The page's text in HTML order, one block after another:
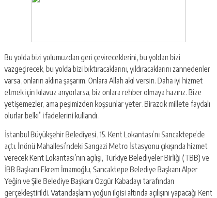
Bu yolda bizi yolumuzdan geri çevireceklerini, bu yoldan bizi
vazgeçirecek, bu yolda bizi bıktıracaklarını, yıldıracaklarını zannedenler
varsa, onların aklına şaşarım. Onlara Allah akıl versin. Daha iyi hizmet
etmek için kılavuz arıyorlarsa, biz onlara rehber olmaya hazırız. Bize
yetişemezler, ama peşimizden koşsunlar yeter. Birazcık millete faydalı
olurlar belki” ifadelerini kullandı.
İstanbul Büyükşehir Belediyesi, 15. Kent Lokantası’nı Sancaktepe’de
açtı. İnönü Mahallesi’ndeki Sarıgazi Metro İstasyonu çıkışında hizmet
verecek Kent Lokantası’nın açılışı, Türkiye Belediyeler Birliği (TBB) ve
İBB Başkanı Ekrem İmamoğlu, Sancaktepe Belediye Başkanı Alper
Yeğin ve Şile Belediye Başkanı Özgür Kabadayı tarafından
gerçekleştirildi. Vatandaşların yoğun ilgisi altında açılışını yapacağı Kent